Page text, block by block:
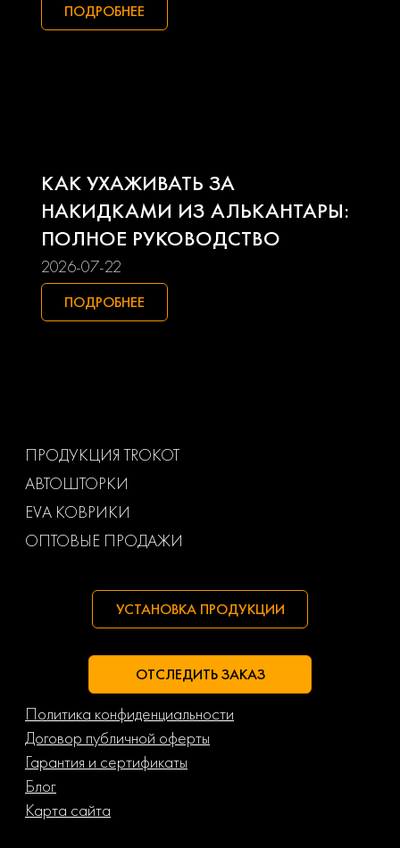
Mitsubishi
Seat Skoda
Smart Ssangyong
Subaru
Маз
ПОДРОБНЕЕ
КАК УХАЖИВАТЬ ЗА
НАКИДКАМИ ИЗ АЛЬКАНТАРЫ:
ПОЛНОЕ РУКОВОДСТВО
2026-07-22
ПОДРОБНЕЕ
ПРОДУКЦИЯ TROKOT
АВТОШТОРКИ
EVA КОВРИКИ
ОПТОВЫЕ ПРОДАЖИ
УСТАНОВКА ПРОДУКЦИИ
ОТСЛЕДИТЬ ЗАКАЗ
Политика конфиденциальности
Договор публичной оферты
Гарантия и сертификаты
Блог
Карта сайта